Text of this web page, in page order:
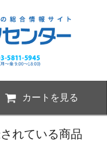
カートを見る
れている商品